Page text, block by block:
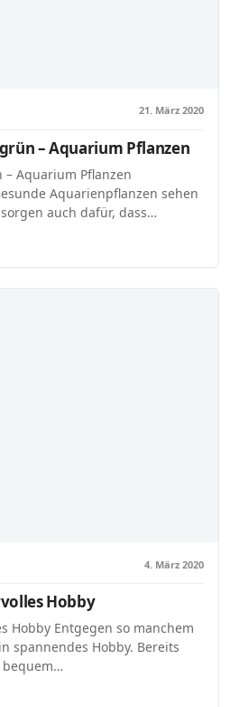
21. März 2020
– Aquarium Pflanzen
– Aquarium Pflanzen
Aquarienpflanzen sehen
auch dafür, dass…
4. März 2020
Hobby
Hobby Entgegen so manchem
spannendes Hobby. Bereits